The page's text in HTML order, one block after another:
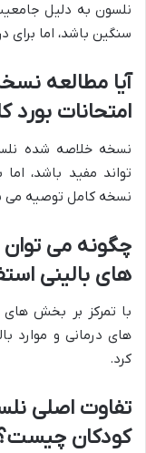
نلسون به دلیل
سنگین باشد، اما
آیا مطالعه
امتحانات
نسخه خلاصه شده
تواند مفید باشد،
نسخه کامل توصیه می
چگونه می توان
های بالینی
با تمرکز بر بخش های
های درمانی و موارد
کرد.
تفاوت اصلی
کودکان